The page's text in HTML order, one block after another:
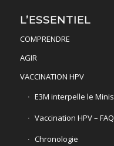
L’ESSENTIEL
COMPRENDRE
AGIR
VACCINATION HPV
E3M interpelle le
Vaccination HPV – FAQ
Chronologie